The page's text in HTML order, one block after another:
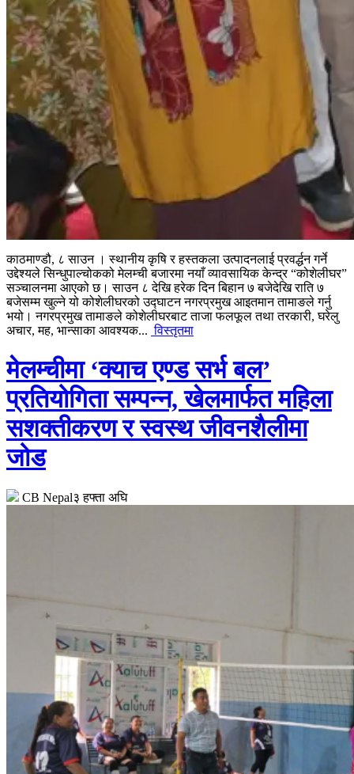
काठमाण्डौ, ८ साउन । स्थानीय कृषि र हस्तकला उत्पादनलाई प्रवर्द्धन गर्ने
उद्देश्यले सिन्धुपाल्चोकको मेलम्ची बजारमा नयाँ व्यावसायिक केन्द्र “कोशेलीघर”
सञ्चालनमा आएको छ। साउन ८ देखि हरेक दिन बिहान ७ बजेदेखि राति ७
बजेसम्म खुल्ने यो कोशेलीघरको उद्घाटन नगरप्रमुख आइतमान तामाङले गर्नु
भयो। नगरप्रमुख तामाङले कोशेलीघरबाट ताजा फलफूल तथा तरकारी, घरेलु
अचार, मह, भान्साका आवश्यक... विस्तृतमा
मेलम्चीमा ‘क्याच एण्ड सर्भ बल’
प्रतियोगिता सम्पन्न, खेलमार्फत महिला
सशक्तीकरण र स्वस्थ जीवनशैलीमा
जोड
CB Nepal३ हफ्ता अघि